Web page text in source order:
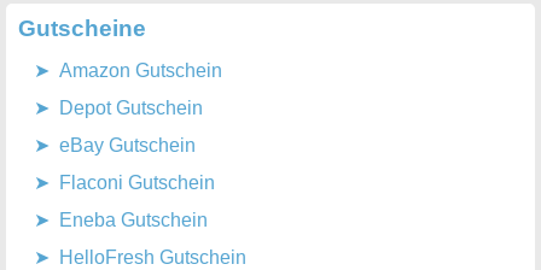
Gutscheine
Amazon Gutschein
Depot Gutschein
eBay Gutschein
Flaconi Gutschein
Eneba Gutschein
HelloFresh Gutschein